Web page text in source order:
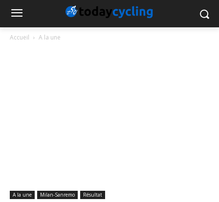
Accueil A la une
A la une Milan-Sanremo Résultat